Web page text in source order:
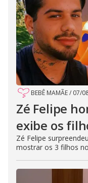
BEBÊ MAMÃE/ 07/
Zé Felipe
exibe os
Zé Felipe
mostrar os 3 filhos